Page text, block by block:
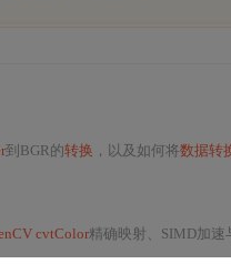
到BGR的转换 ，以及如何将数据转
cvtColor精确映射、SIMD加速与多线程性能优化